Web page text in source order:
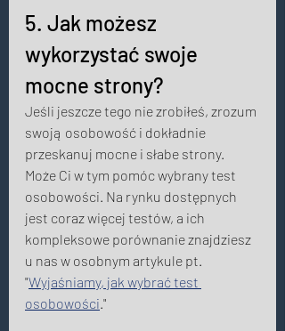
5. Jak możesz
wykorzystać swoje
mocne strony?
Jeśli jeszcze tego nie zrobiłeś, zrozum
swoją osobowość i dokładnie
przeskanuj mocne i słabe strony.
Może Ci w tym pomóc wybrany test
osobowości. Na rynku dostępnych
jest coraz więcej testów, a ich
kompleksowe porównanie znajdziesz
u nas w osobnym artykule pt.
"Wyjaśniamy, jak wybrać test
osobowości ."